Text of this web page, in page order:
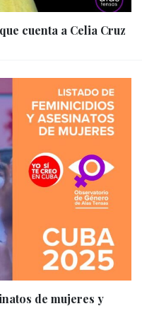
cuenta a Celia Cruz
de mujeres y